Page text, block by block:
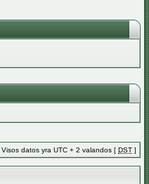
Visos datos yra UTC + 2 valandos [ DST ]